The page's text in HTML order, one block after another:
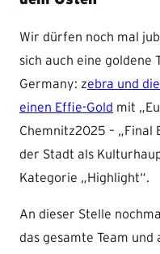
Wir dürfen noch mal
sich auch eine goldene
Germany: zebra und
einen Effie-Gold mit
Chemnitz2025 – „Final
der Stadt als
Kategorie „Highlight“.
An dieser Stelle
das gesamte Team